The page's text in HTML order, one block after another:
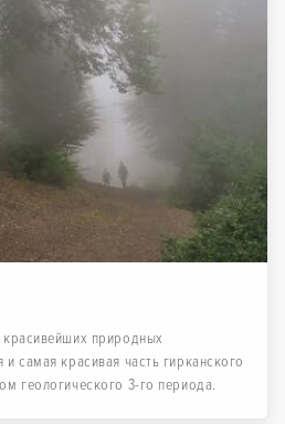
природных
самая красивая часть гирканского
геологического 3-го периода.